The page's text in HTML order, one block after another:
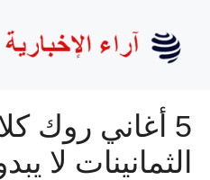
المحتوى
5 أغاني روك